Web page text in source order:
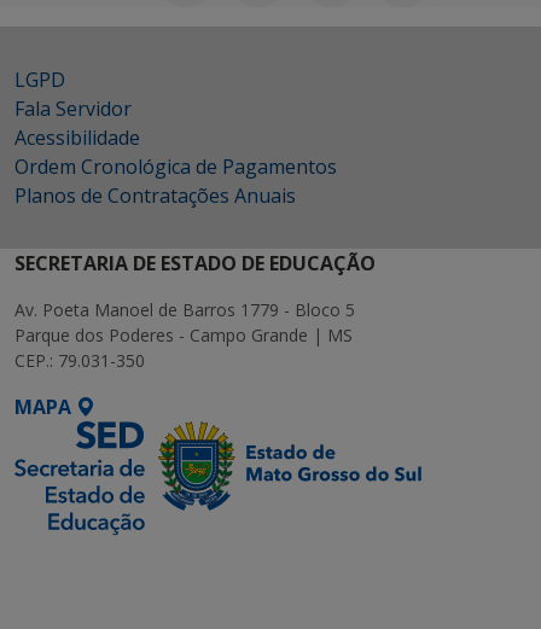
LGPD
Fala Servidor
Acessibilidade
Ordem Cronológica de Pagamentos
Planos de Contratações Anuais
SECRETARIA DE ESTADO DE EDUCAÇÃO
Av. Poeta Manoel de Barros 1779 - Bloco 5
Parque dos Poderes - Campo Grande | MS
CEP.: 79.031-350
MAPA